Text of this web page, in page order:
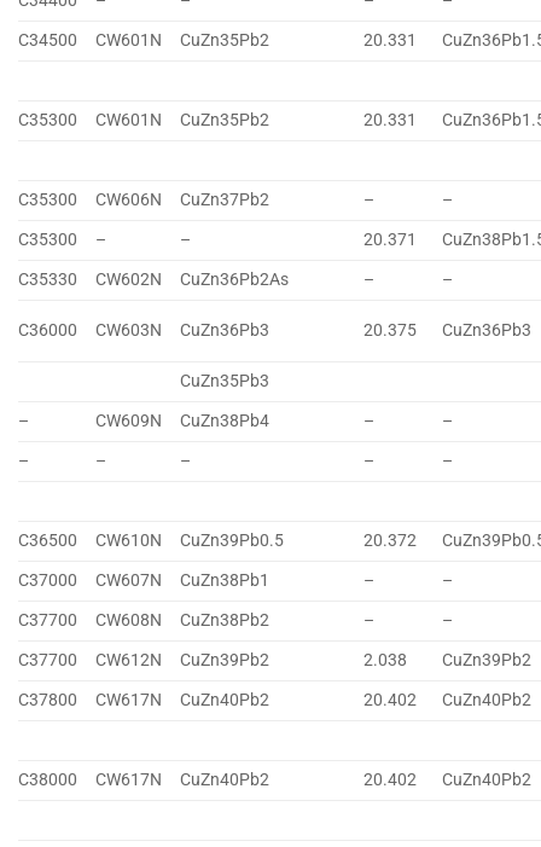
C34500
CW601N CuZn35Pb2 20.331
C35300 CW601N CuZn35Pb2 20.331
C35300 CW606N CuZn37Pb2 –
–
C35300
– – 20.371
C35330
CW602N CuZn36Pb2As – –
C36000 CW603N CuZn36Pb3 20.375 CuZn36Pb3
CuZn35Pb3
–
CW609N CuZn38Pb4 –
–
–
– – – –
C36500 CW610N CuZn39Pb0.5 20.372
C37000
CW607N CuZn38Pb1 –
–
C37700
CW608N CuZn38Pb2 –
–
C37700
CW612N CuZn39Pb2 2.038
CuZn39Pb2
C37800
CW617N CuZn40Pb2 20.402 CuZn40Pb2
C38000 CW617N CuZn40Pb2 20.402 CuZn40Pb2